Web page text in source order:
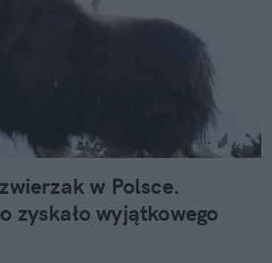
w Polsce.
zyskało wyjątkowego